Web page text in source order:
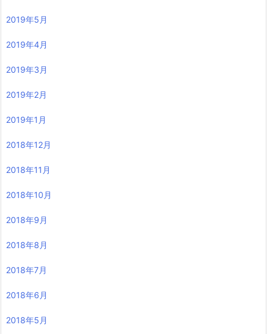
2019年5月
2019年4月
2019年3月
2019年2月
2019年1月
2018年12月
2018年11月
2018年10月
2018年9月
2018年8月
2018年7月
2018年6月
2018年5月